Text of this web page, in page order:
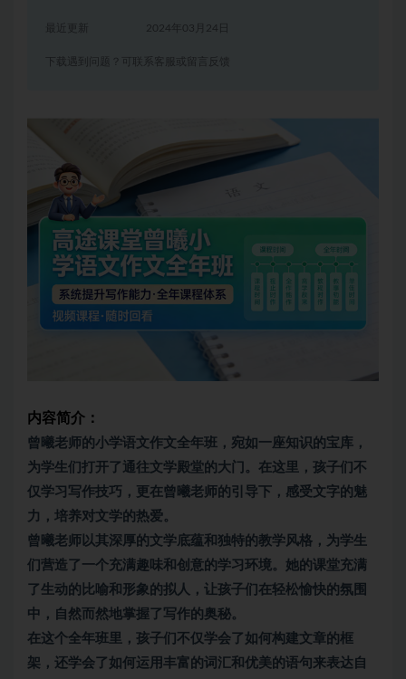
2024年03月24日
下载遇到问题？可联系客服或留言反馈
内容简介：
曾曦老师的小学语文作文全年班，宛如一座知识的宝库，
为学生们打开了通往文学殿堂的大门。在这里，孩子们不
仅学习写作技巧，更在曾曦老师的引导下，感受文字的魅
力，培养对文学的热爱。
曾曦老师以其深厚的文学底蕴和独特的教学风格，为学生
们营造了一个充满趣味和创意的学习环境。她的课堂充满
了生动的比喻和形象的拟人，让孩子们在轻松愉快的氛围
中，自然而然地掌握了写作的奥秘。
在这个全年班里，孩子们不仅学会了如何构建文章的框
架，还学会了如何运用丰富的词汇和优美的语句来表达自